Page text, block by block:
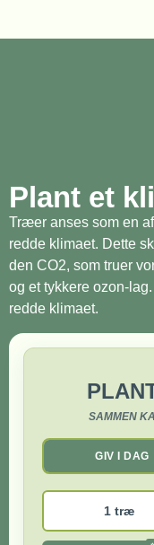
Plant et
Træer anses som en
redde klimaet. Dette
den CO2, som truer
og et tykkere ozon-
redde klimaet.
SAMMEN
GIV I DAG
1 træ